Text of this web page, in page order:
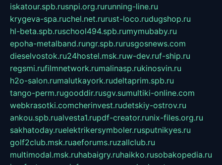
iskatour.spb.rusnpi.org.rurunning-line.ru
krygeva-spa.ruchel.net.rurust-loco.rudugshop.ru
hl-beta.spb.ruschool494.spb.rumymubaby.ru
epoha-metalband.rungr.spb.rurusgosnews.com
dieselvostok.ru24hostel.msk.ruw-dev.ruf-ship.ru
regsmi.rufilmnetwork.rumalinasp.rukinosvin.ru
h2o-salon.rumalutkayork.rudeltaprim.spb.ru
tango-perm.rugooddir.rusgv.sumultiki-online.com
webkrasotki.comcherinvest.rudetskiy-ostrov.ru
ankou.spb.rualvesta1.rupdf-creator.runix-files.org.ru
sakhatoday.ruelektrikersymboler.rusputnikyes.ru
golf2club.msk.ruaeforums.ruzallclub.ru
multimodal.msk.ruhabaigry.ruhaikko.rusobakopedia.ru